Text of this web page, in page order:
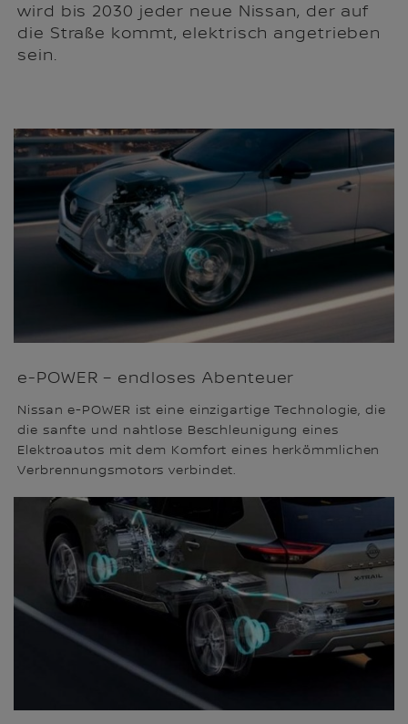
wird bis 2030 jeder neue Nissan, der auf
die Straße kommt, elektrisch angetrieben
sein.
e-POWER – endloses Abenteuer
Nissan e-POWER ist eine einzigartige Technologie, die
die sanfte und nahtlose Beschleunigung eines
Elektroautos mit dem Komfort eines herkömmlichen
Verbrennungsmotors verbindet.